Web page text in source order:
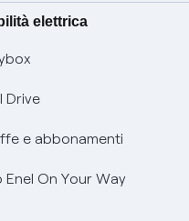
elettrica
Drive
e abbonamenti
Enel On Your Way